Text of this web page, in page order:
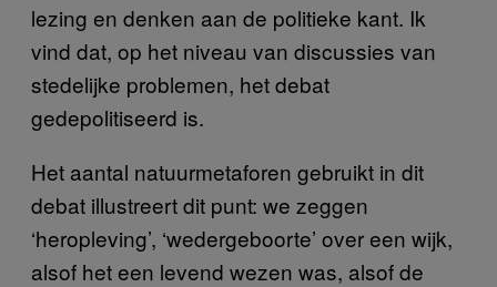
lezing en denken aan de politieke kant. Ik
vind dat, op het niveau van discussies van
stedelijke problemen, het debat
gedepolitiseerd is.
Het aantal natuurmetaforen gebruikt in dit
debat illustreert dit punt: we zeggen
‘heropleving’, ‘wedergeboorte’ over een wijk,
alsof het een levend wezen was, alsof de